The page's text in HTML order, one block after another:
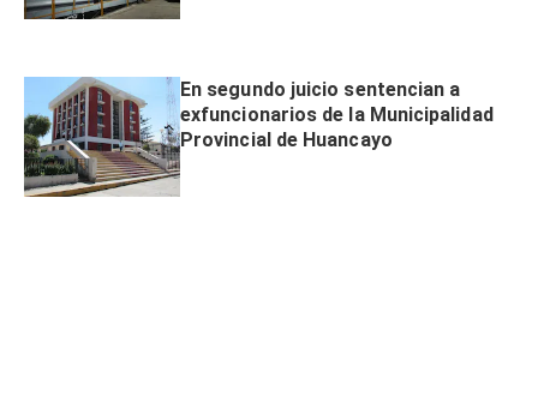
En segundo juicio sentencian a
exfuncionarios de la Municipalidad
Provincial de Huancayo